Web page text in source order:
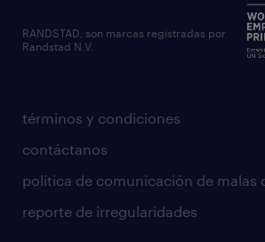
términos y condiciones
contáctanos
política de comunicación de malas
reporte de irregularidades
RANDSTAD, son marcas registradas por
Randstad N.V.